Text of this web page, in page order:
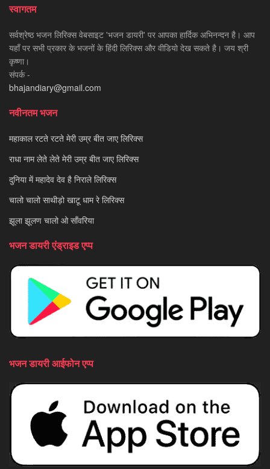
स्वागतम
सर्वश्रेष्ठ भजन लिरिक्स वेबसाइट 'भजन डायरी' पर आपका हार्दिक अभिनन्दन है। आप
यहाँ पर सभी प्रकार के भजनों के हिंदी लिरिक्स और वीडियो देख सकते है। जय श्री
कृष्णा।
संपर्क -
bhajandiary@gmail.com
नवीनतम भजन
महाकाल रटते रटते मेरी उम्र बीत जाए लिरिक्स
राधा नाम लेते लेते मेरी उम्र बीत जाए लिरिक्स
दुनिया में महादेव देव है निराले लिरिक्स
चालो चालो साथीड़ो खाटू धाम रे लिरिक्स
झूला झूलण चालो ओ साँवरिया
भजन डायरी एंड्राइड एप्प
भजन डायरी आईफोन एप्प